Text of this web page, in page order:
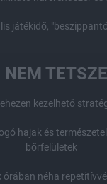
játékidő,
kezelhető
hajak és
bőrfelületek
órában néha